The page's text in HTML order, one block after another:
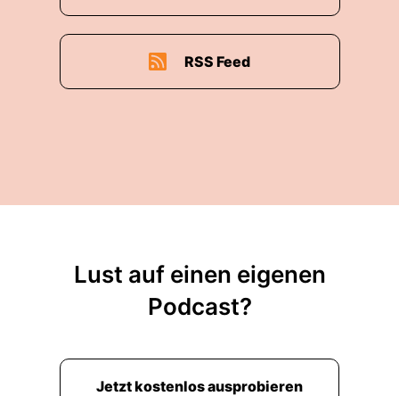
RSS Feed
Lust auf einen eigenen
Podcast?
Jetzt kostenlos ausprobieren